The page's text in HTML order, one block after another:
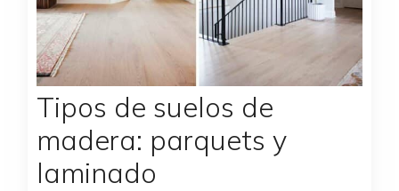
Tipos de suelos de
madera: parquets y
laminado